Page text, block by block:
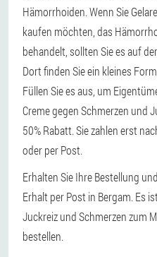
Hämorrhoiden. Wenn Sie
kaufen möchten, das
behandelt, sollten Sie es auf
Dort finden Sie ein kleines
Füllen Sie es aus, um
Creme gegen Schmerzen und
50% Rabatt. Sie zahlen erst
oder per Post.
Erhalten Sie Ihre Bestellung
Erhalt per Post in Bergam. Es
Juckreiz und Schmerzen zum
bestellen.